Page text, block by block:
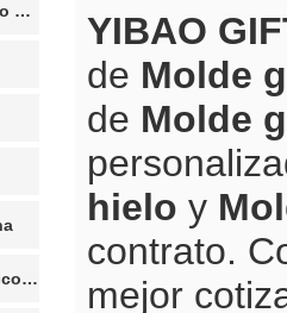
YIBAO
de Molde
de Molde
hielo y
contrato.
mejor